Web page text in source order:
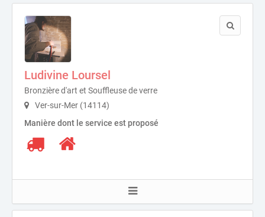
Ludivine Loursel
Bronzière d'art et Souffleuse de verre
Ver-sur-Mer (14114)
Manière dont le service est proposé